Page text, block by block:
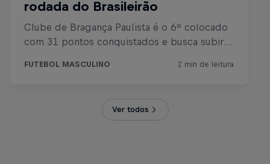
Ver todos